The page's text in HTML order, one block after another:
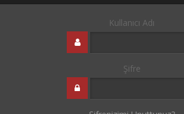
Kullanıcı Adı
Şifre